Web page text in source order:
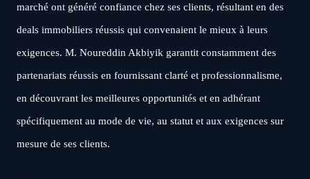
marché ont généré confiance chez ses clients, résultant en des
deals immobiliers réussis qui convenaient le mieux à leurs
exigences. M. Noureddin Akbiyik garantit constamment des
partenariats réussis en fournissant clarté et professionnalisme,
en découvrant les meilleures opportunités et en adhérant
spécifiquement au mode de vie, au statut et aux exigences sur
mesure de ses clients.